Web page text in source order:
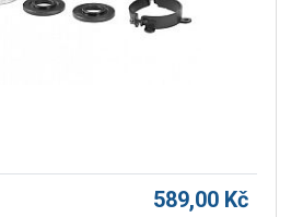
589,00 Kč